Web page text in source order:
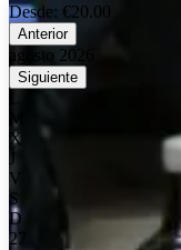
Desde: €20.00
Anterior
agosto 2026
Siguiente
M
X
J
V
S
D
27